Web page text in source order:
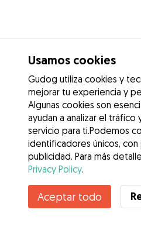
Usamos cookies
Gudog utiliza cookies y
mejorar tu experiencia y
Algunas cookies son
ayudan a analizar el tráfico
servicio para ti.Podemos
identificadores únicos, con
publicidad. Para más
Privacy Policy.
Aceptar todo